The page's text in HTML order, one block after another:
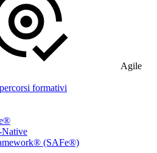
Agile
formativi
(SAFe®)